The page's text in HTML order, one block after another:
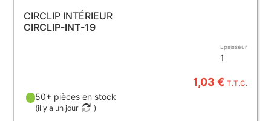
CIRCLIP INTÉRIEUR
CIRCLIP-INT-19
Epaisseur
1
1,03 €T.T.C.
50+ pièces en stock
(il y a un jour )